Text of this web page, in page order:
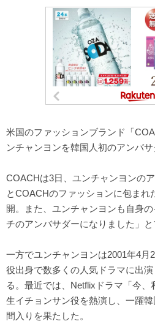
米国のファッションブランド「
ンチャンヨンを韓国人初のアンバサ
COACHは3日、ユンチャンヨンの
とCOACHのファッションに包まれ
開。また、ユンチャンヨンも自身
チのアンバサダーになりました」と
一方でユンチャンヨンは2001年4月
役出身で数多くの人気ドラマに出
る。最近では、Netflixドラマ「今
生イチョンサン役を熱演し、一躍
間入りを果たした。